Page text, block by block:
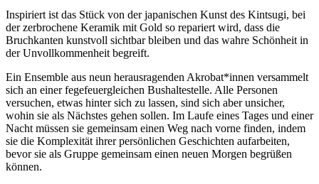
Inspiriert ist das Stück von der japanischen Kunst des Kintsugi, bei
der zerbrochene Keramik mit Gold so repariert wird, dass die
Bruchkanten kunstvoll sichtbar bleiben und das wahre Schönheit in
der Unvollkommenheit begreift.
Ein Ensemble aus neun herausragenden Akrobat*innen versammelt
sich an einer fegefeuergleichen Bushaltestelle. Alle Personen
versuchen, etwas hinter sich zu lassen, sind sich aber unsicher,
wohin sie als Nächstes gehen sollen. Im Laufe eines Tages und einer
Nacht müssen sie gemeinsam einen Weg nach vorne finden, indem
sie die Komplexität ihrer persönlichen Geschichten aufarbeiten,
bevor sie als Gruppe gemeinsam einen neuen Morgen begrüßen
können.